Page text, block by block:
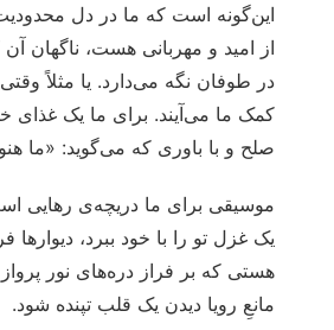
این‌گونه است که ما در دل
از امید و مهربانی هست،
در طوفان نگه می‌دارد. یا مثلاً
کمک ‌ما می‌آیند. برای ما یک غذای
صلح و با باوری که می‌گوید: «ما
موسیقی برای ما دریچه‌ی رهایی
یک غزل تو را با خود ببرد،
هستی که بر فراز دره‌های نور
مانعِ رویا دیدن یک قلب تپنده شود.